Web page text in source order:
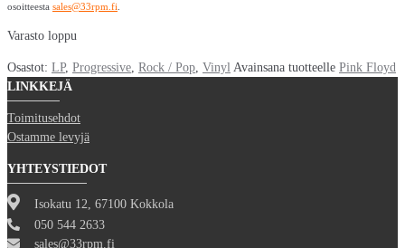
osoitteesta sales@33rpm.fi
Varasto loppu
Osastot: LP, Progressive Rock / Pop Vinyl Avainsana tuotteelle Pink Floyd
LINKKEJÄ
Toimitusehdot
Ostamme levyjä
YHTEYSTIEDOT
Isokatu 12, 67100 Kokkola
050 544 2633
sales@33rpm.fi